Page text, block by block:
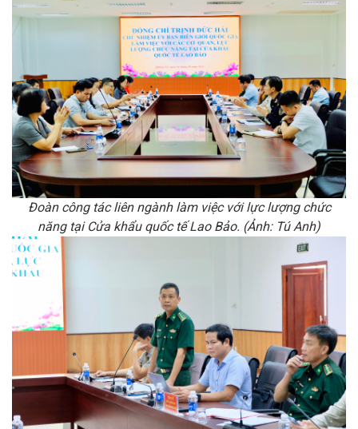
Đoàn công tác liên ngành làm việc với lực lượng chức
năng tại Cửa khẩu quốc tế Lao Bảo. (Ảnh: Tú Anh)